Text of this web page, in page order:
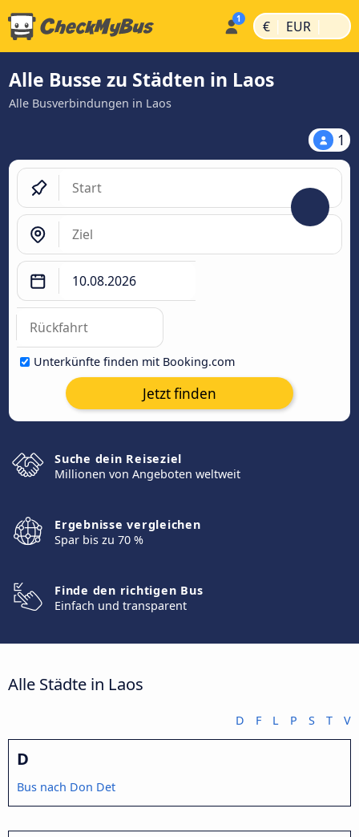
€ | EUR |
Alle Busse zu Städten in Laos
Alle Busverbindungen in Laos
1
Unterkünfte finden mit Booking.com
Jetzt finden
Suche dein Reiseziel
Millionen von Angeboten weltweit
Ergebnisse vergleichen
Spar bis zu 70 %
Finde den richtigen Bus
Einfach und transparent
Alle Städte in Laos
D F L P S T V
D
Bus nach Don Det